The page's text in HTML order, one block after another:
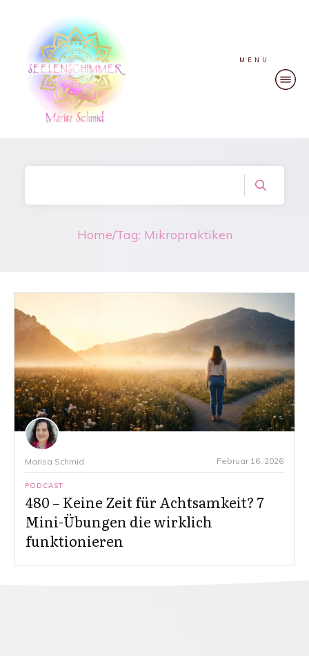
MENU
Home/Tag: Mikropraktiken
Marisa Schmid Februar 16, 2026
PODCAST
480 – Keine Zeit für Achtsamkeit? 7
Mini-Übungen die wirklich
funktionieren